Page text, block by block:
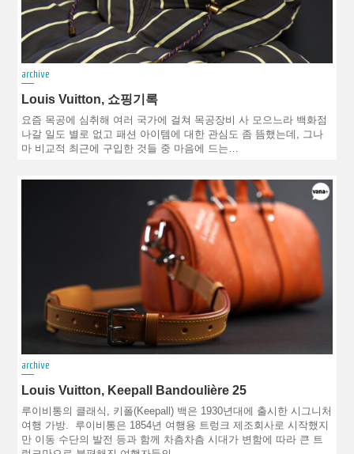
archive
Louis Vuitton, 쇼핑기록
요즘 목공에 심취해 여러 국가에 걸쳐 목공장비 사 모으느라 백화점
나갈 일도 별로 없고 패션 아이템에 대한 관심도 좀 뜸했는데, 그나
마 비교적 최근에 구입한 것들 중 마음에 드는…
archive
Louis Vuitton, Keepall Bandoulière 25
루이비통의 클래식, 키폴(Keepall) 백은 1930년대에 출시한 시그니처
여행 가방. 루이비통은 1854년 여행용 트렁크 제조회사로 시작했지
만 이동 수단의 발전 등과 함께 차츰차츰 시대가 변함에 따라 큰 트